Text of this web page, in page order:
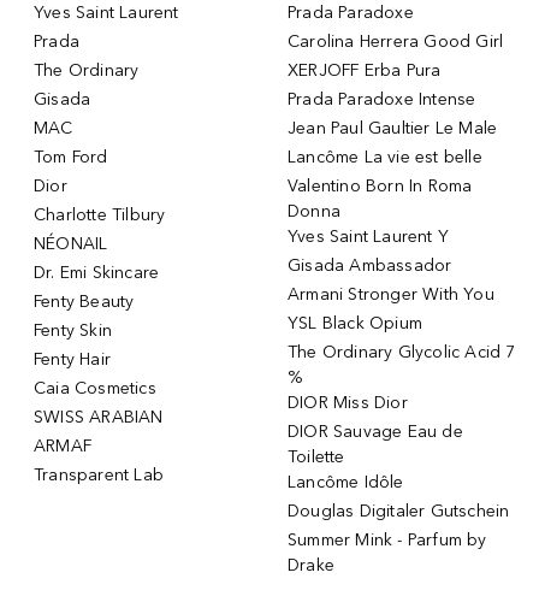
Yves Saint Laurent
Prada
The Ordinary
Gisada
MAC
Tom Ford
Dior
Charlotte Tilbury
NÉONAIL
Dr. Emi Skincare
Fenty Beauty
Fenty Skin
Fenty Hair
Caia Cosmetics
SWISS ARABIAN
ARMAF
Transparent Lab
Prada Paradoxe
Carolina Herrera Good Girl
XERJOFF Erba Pura
Prada Paradoxe Intense
Jean Paul Gaultier Le Male
Lancôme La vie est belle
Valentino Born In Roma
Donna
Yves Saint Laurent Y
Gisada Ambassador
Armani Stronger With You
YSL Black Opium
The Ordinary Glycolic Acid 7
%
DIOR Miss Dior
DIOR Sauvage Eau de
Toilette
Lancôme Idôle
Douglas Digitaler Gutschein
Summer Mink - Parfum by
Drake